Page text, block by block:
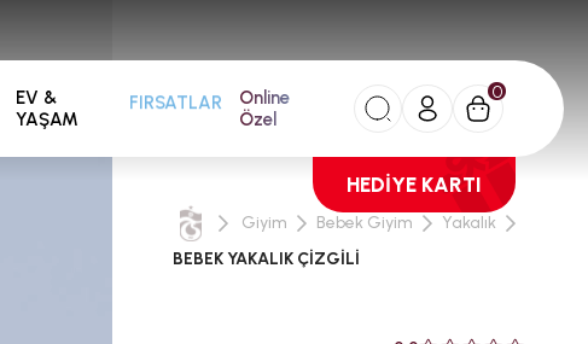
EV &
YAŞAM
FIRSATLAR
Online
Özel
0
HEDİYE KARTI
Giyim Bebek Giyim
Yakalık
BEBEK YAKALIK ÇİZGİLİ